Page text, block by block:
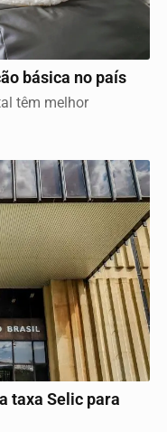
básica no país
têm melhor
taxa Selic para